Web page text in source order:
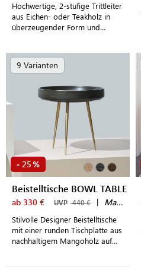
Hochwertige, 2-stufige Trittleiter
aus Eichen- oder Teakholz in
überzeugender Form und
9 Varianten
- 25 %
Beistelltische BOWL TABLE
ab 330 € UVP 440 € | Mater
Stilvolle Designer Beistelltische
mit einer runden Tischplatte aus
nachhaltigem Mangoholz auf